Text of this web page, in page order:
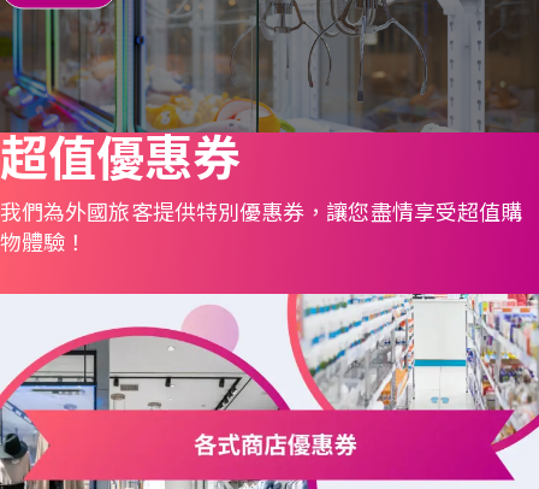
超值優惠券
我們為外國旅客提供特別優惠券，讓您盡情享受超值購
物體驗！